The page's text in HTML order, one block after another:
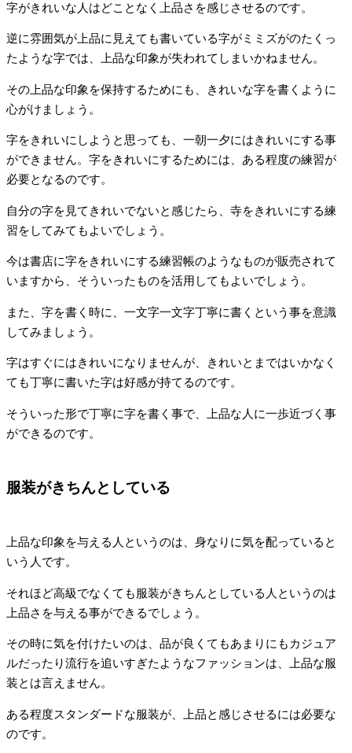
字がきれいな人はどことなく上品さを感じさせるのです。
逆に雰囲気が上品に見えても書いている字がミミズがのたくっ
たような字では、上品な印象が失われてしまいかねません。
その上品な印象を保持するためにも、きれいな字を書くように
心がけましょう。
字をきれいにしようと思っても、一朝一夕にはきれいにする事
ができません。字をきれいにするためには、ある程度の練習が
必要となるのです。
自分の字を見てきれいでないと感じたら、寺をきれいにする練
習をしてみてもよいでしょう。
今は書店に字をきれいにする練習帳のようなものが販売されて
いますから、そういったものを活用してもよいでしょう。
また、字を書く時に、一文字一文字丁寧に書くという事を意識
してみましょう。
字はすぐにはきれいになりませんが、きれいとまではいかなく
ても丁寧に書いた字は好感が持てるのです。
そういった形で丁寧に字を書く事で、上品な人に一歩近づく事
ができるのです。
服装がきちんとしている
上品な印象を与える人というのは、身なりに気を配っていると
いう人です。
それほど高級でなくても服装がきちんとしている人というのは
上品さを与える事ができるでしょう。
その時に気を付けたいのは、品が良くてもあまりにもカジュア
ルだったり流行を追いすぎたようなファッションは、上品な服
装とは言えません。
ある程度スタンダードな服装が、上品と感じさせるには必要な
のです。